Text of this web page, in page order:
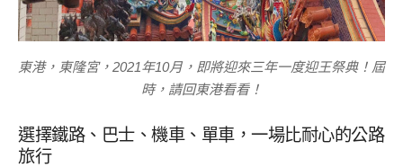
東港，東隆宮，2021年10月，即將迎來三年一度迎王祭典！屆
時，請回東港看看！
選擇鐵路、巴士、機車、單車，一場比耐心的公路
旅行